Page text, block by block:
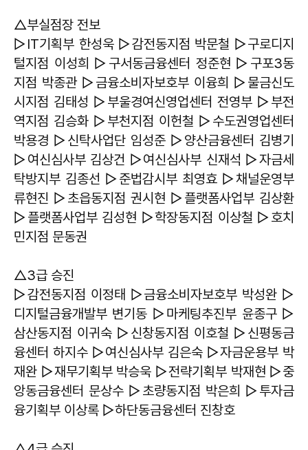
△부실점장 전보
▷IT기획부 한성욱 ▷감전동지점 박문철 ▷구로디지
털지점 이성희 ▷구서동금융센터 정준현 ▷구포3동
지점 박종관 ▷금융소비자보호부 이융희 ▷물금신도
시지점 김태성 ▷부울경여신영업센터 전영부 ▷부전
역지점 김승화 ▷부천지점 이헌철 ▷수도권영업센터
박용경 ▷신탁사업단 임성준 ▷양산금융센터 김병기
▷여신심사부 김상건 ▷여신심사부 신재석 ▷자금세
탁방지부 김종선 ▷준법감시부 최영효 ▷채널운영부
류현진 ▷초읍동지점 권시현 ▷플랫폼사업부 김상환
▷플랫폼사업부 김성현 ▷학장동지점 이상철 ▷호치
민지점 문동권
△3급 승진
▷감전동지점 이정태 ▷금융소비자보호부 박성완 ▷
디지털금융개발부 변기동 ▷마케팅추진부 윤종구 ▷
삼산동지점 이귀숙 ▷신창동지점 이호철 ▷신평동금
융센터 하지수 ▷여신심사부 김은숙 ▷자금운용부 박
재완 ▷재무기획부 박승욱 ▷전략기획부 박재현 ▷중
앙동금융센터 문상수 ▷초량동지점 박은희 ▷투자금
융기획부 이상록 ▷하단동금융센터 진창호